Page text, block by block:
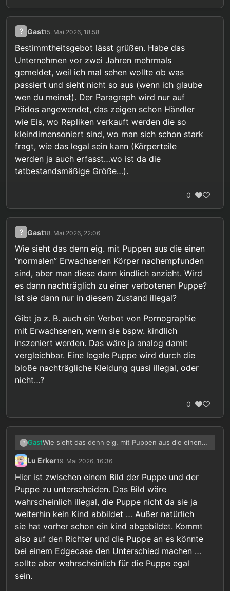
? Gast15. Mai 2026, 18:58
Bestimmtheitsgebot lässt grüßen. Habe das
Unternehmen vor zwei Jahren mehrmals
gemeldet, weil ich mal sehen wollte ob was
passiert und sieht nicht so aus (wenn ich glaube
wen du meinst). Der Paragraph wird nur auf
Pädos angewendet, das zeigen schon Händler
wie Eis, wo Repliken verkauft werden die so
kleindimensoniert sind, wo man sich schon stark
fragt, wie das legal sein kann (Körperteile
werden ja auch erfasst…wo ist da die
tatbestandsmäßige Größe…).
0
? Gast18. Mai 2026, 22:06
Wie sieht das denn eig. mit Puppen aus die einen
“normalen” Erwachsenen Körper nachempfunden
sind, aber man diese dann kindlich anzieht. Wird
es dann nachträglich zu einer verbotenen Puppe?
Ist sie dann nur in diesem Zustand illegal?
Gibt ja z. B. auch ein Verbot von Pornographie
mit Erwachsenen, wenn sie bspw. kindlich
inszeniert werden. Das wäre ja analog damit
vergleichbar. Eine legale Puppe wird durch die
bloße nachträgliche Kleidung quasi illegal, oder
nicht…?
0
? GastWie sieht das denn eig. mit Puppen aus die einen
“normalen” Erwachsenen Körper nachempfunden
sind, aber man diese dann kindlich anzieht. Wird es
sie dann nur in diesem Zustand illegal?
Gibt ja z. B. auch ein Verbot von Pornographie mit
werden. Das wäre ja analog damit vergleichbar. Eine
legale Puppe wird durch die bloße nachträgliche
Kleidung quasi illegal, oder nicht…?
Lu Erker19. Mai 2026, 16:36
Hier ist zwischen einem Bild der Puppe und der
Puppe zu unterscheiden. Das Bild wäre
wahrscheinlich illegal, die Puppe nicht da sie ja
weiterhin kein Kind abbildet … Außer natürlich
sie hat vorher schon ein kind abgebildet. Kommt
also auf den Richter und die Puppe an es könnte
bei einem Edgecase den Unterschied machen …
sollte aber wahrscheinlich für die Puppe egal
sein.